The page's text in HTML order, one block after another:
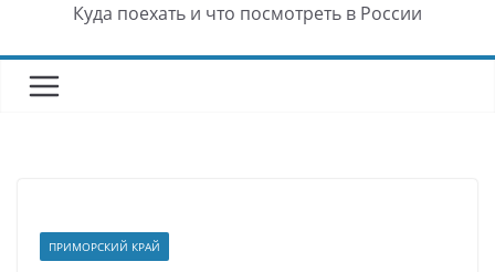
Куда поехать и что посмотреть в России
ПРИМОРСКИЙ КРАЙ